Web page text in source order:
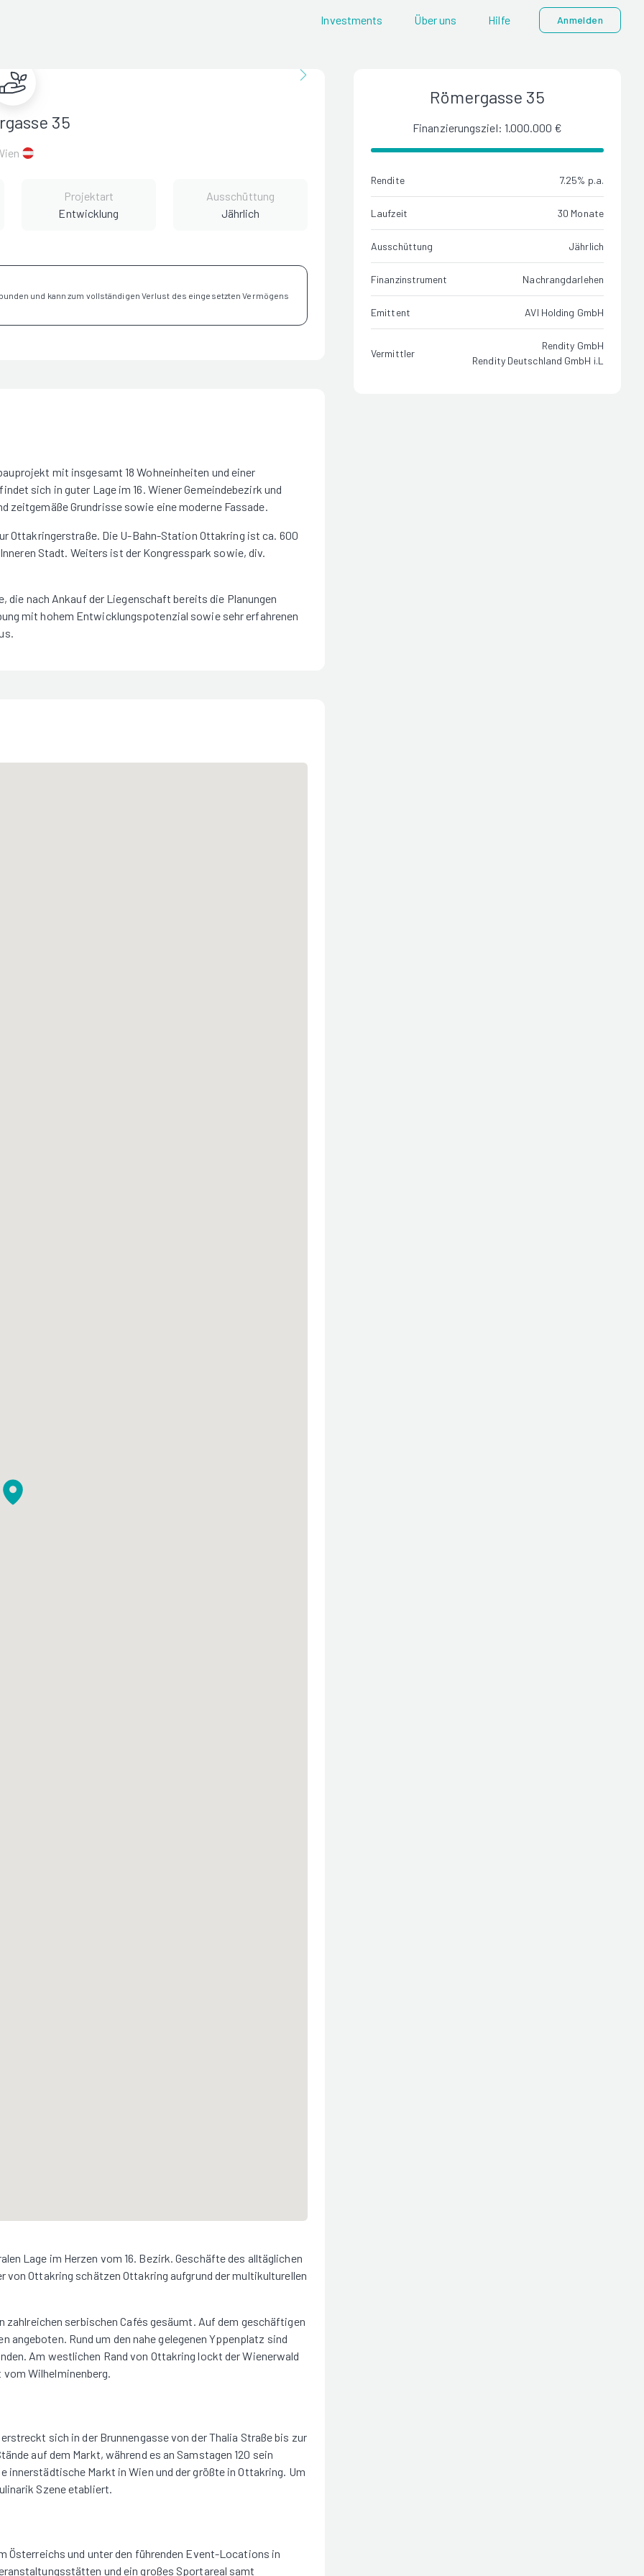
Investments Über uns Hilfe Anmelden
35
Projektart
Entwicklung
Ausschüttung
Jährlich
und kann zum vollständigen Verlust des eingesetzten Vermögens
mit insgesamt 18 Wohneinheiten und einer
sich in guter Lage im 16. Wiener Gemeindebezirk und
zeitgemäße Grundrisse sowie eine moderne Fassade.
Ottakringerstraße. Die U-Bahn-Station Ottakring ist ca. 600
Stadt. Weiters ist der Kongresspark sowie, div.
die nach Ankauf der Liegenschaft bereits die Planungen
mit hohem Entwicklungspotenzial sowie sehr erfahrenen
Lage im Herzen vom 16. Bezirk. Geschäfte des alltäglichen
Ottakring schätzen Ottakring aufgrund der multikulturellen
serbischen Cafés gesäumt. Auf dem geschäftigen
Rund um den nahe gelegenen Yppenplatz sind
Am westlichen Rand von Ottakring lockt der Wienerwald
Wilhelminenberg.
sich in der Brunnengasse von der Thalia Straße bis zur
auf dem Markt, während es an Samstagen 120 sein
Markt in Wien und der größte in Ottakring. Um
Szene etabliert.
Österreichs und unter den führenden Event-Locations in
und ein großes Sportareal samt
Römergasse 35
Finanzierungsziel: 1.000.000 €
Rendite 7.25% p.a.
Laufzeit 30 Monate
Ausschüttung Jährlich
Finanzinstrument Nachrangdarlehen
Emittent AVI Holding GmbH
Vermittler
Rendity GmbH
Rendity Deutschland GmbH i.L